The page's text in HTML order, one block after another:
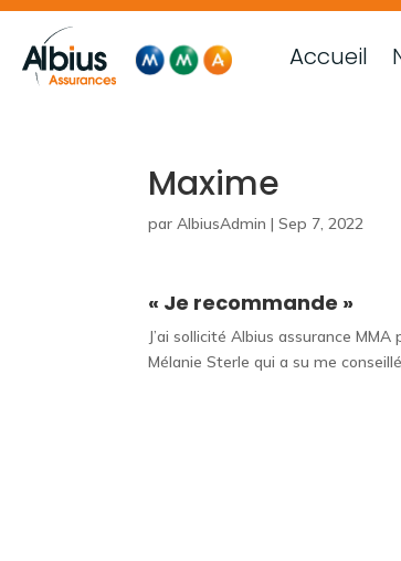
Accueil
Maxime
parAlbiusAdmin |Sep 7, 2022
« Je recommande »
J’ai sollicité Albius assurance
Mélanie Sterle qui a su me